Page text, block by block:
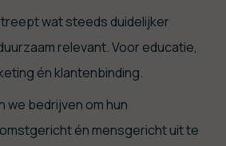
wat steeds duidelijker
relevant. Voor educatie,
én klantenbinding.
we bedrijven om hun
én mensgericht uit te